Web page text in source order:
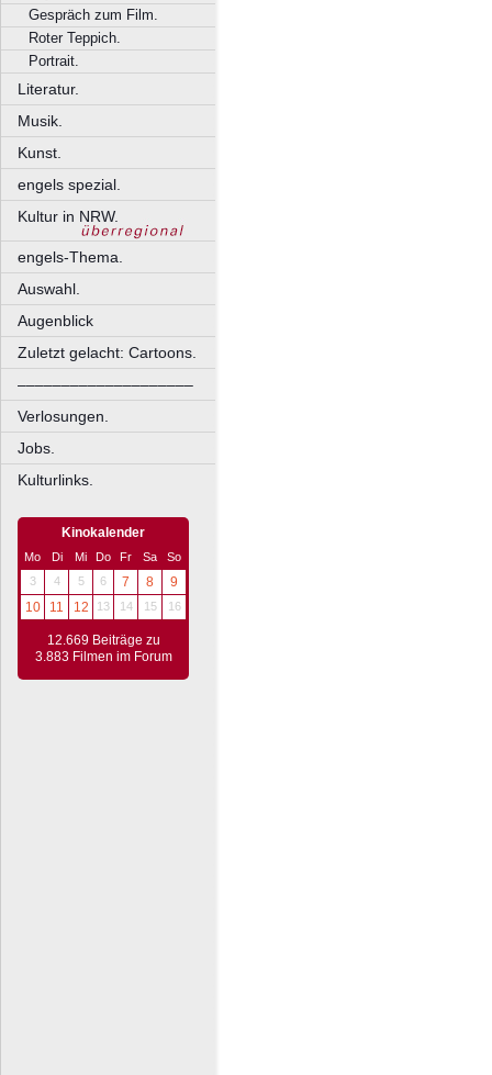
Gespräch zum Film.
Roter Teppich.
Portrait.
Literatur.
Musik.
Kunst.
engels spezial.
Kultur in NRW.
engels-Thema.
Auswahl.
Augenblick
Zuletzt gelacht: Cartoons.
––––––––––––––––––––
Verlosungen.
Jobs.
Kulturlinks.
Kinokalender
Mo Di Mi Do Fr Sa
So
3
4 5 6 7 8
9
10
11 12 13 14 15 16
12.669 Beiträge zu
3.883 Filmen im Forum